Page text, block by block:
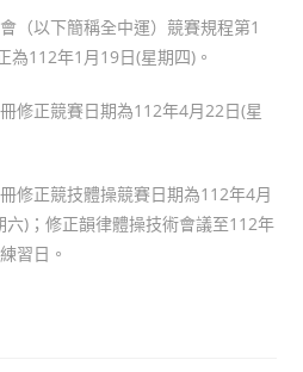
（以下簡稱全中運）競賽規程第1
為112年1月19日(星期四)。
修正競賽日期為112年4月22日(星
修正競技體操競賽日期為112年4月
)；修正韻律體操技術會議至112年
習日。